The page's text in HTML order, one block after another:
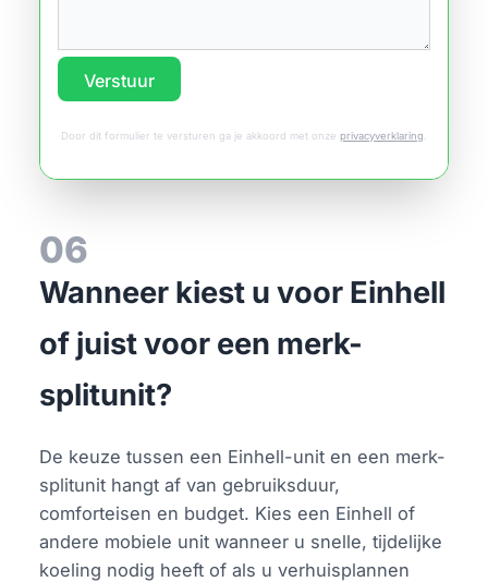
Verstuur
Door dit formulier te versturen ga je akkoord met onze privacyverklaring
06
Wanneer kiest u voor Einhell
of juist voor een merk-
splitunit?
De keuze tussen een Einhell-unit en een merk-
splitunit hangt af van gebruiksduur,
comforteisen en budget. Kies een Einhell of
andere mobiele unit wanneer u snelle, tijdelijke
koeling nodig heeft of als u verhuisplannen